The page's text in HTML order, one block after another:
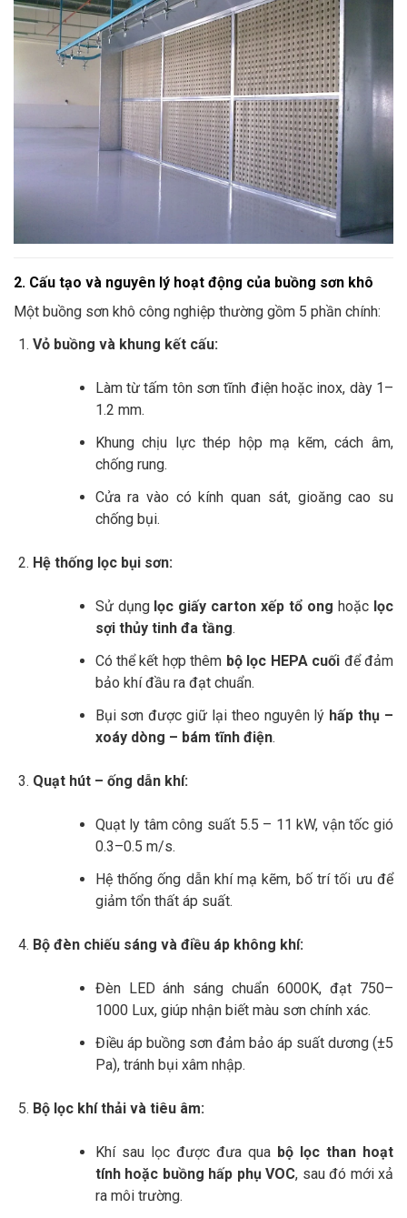
2. Cấu tạo và nguyên lý hoạt động của buồng sơn khô
Một buồng sơn khô công nghiệp thường gồm 5 phần chính:
Vỏ buồng và khung kết cấu:
Làm từ tấm tôn sơn tĩnh điện hoặc inox, dày 1–
1.2 mm.
Khung chịu lực thép hộp mạ kẽm, cách âm,
chống rung.
Cửa ra vào có kính quan sát, gioăng cao su
chống bụi.
Hệ thống lọc bụi sơn:
Sử dụng lọc giấy carton xếp tổ ong hoặc lọc
sợi thủy tinh đa tầng.
Có thể kết hợp thêm bộ lọc HEPA cuối để đảm
bảo khí đầu ra đạt chuẩn.
Bụi sơn được giữ lại theo nguyên lý hấp thụ –
xoáy dòng – bám tĩnh điện.
Quạt hút – ống dẫn khí:
Quạt ly tâm công suất 5.5 – 11 kW, vận tốc gió
0.3–0.5 m/s.
Hệ thống ống dẫn khí mạ kẽm, bố trí tối ưu để
giảm tổn thất áp suất.
Bộ đèn chiếu sáng và điều áp không khí:
Đèn LED ánh sáng chuẩn 6000K, đạt 750–
1000 Lux, giúp nhận biết màu sơn chính xác.
Điều áp buồng sơn đảm bảo áp suất dương (±5
Pa), tránh bụi xâm nhập.
Bộ lọc khí thải và tiêu âm:
Khí sau lọc được đưa qua bộ lọc than hoạt
tính hoặc buồng hấp phụ VOC, sau đó mới xả
ra môi trường.